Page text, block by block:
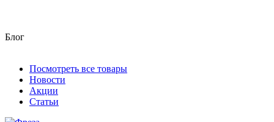
Блог
Посмотреть все товары
Новости
Акции
Статьи